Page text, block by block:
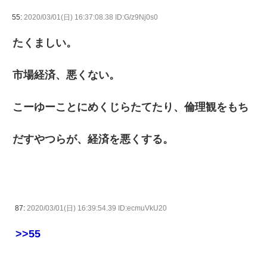
55: 2020/03/01(日) 16:37:08.38 ID:G/z9Nj0s0
たくましい。
市場経済、悪くない。
こーゆーことにめくじらたてたり、倫理観をもち
だすやつらが、経済を悪くする。
87: 2020/03/01(日) 16:39:54.39 ID:ecmuVkU20
>>55